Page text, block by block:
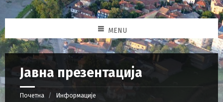
MENU
Јавна презентација
Почетна Информације